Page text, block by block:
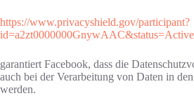
https://www.privacyshield.gov/participant?
id=a2zt0000000GnywAAC&status=Active
garantiert Facebook, dass die
auch bei der Verarbeitung von Daten in
werden.